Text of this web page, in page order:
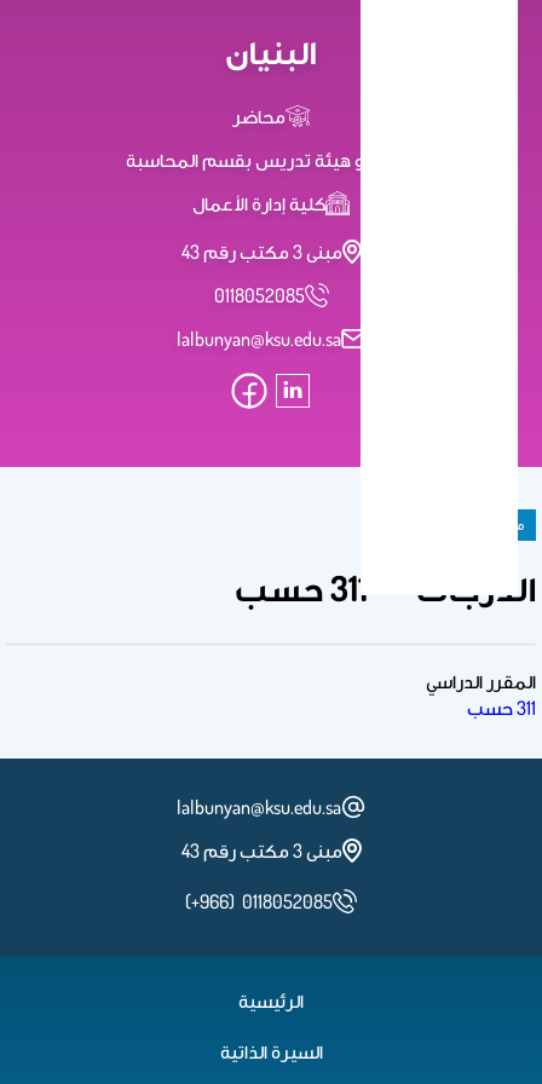
البنيان
محاضر
عضو هيئة تدريس بقسم المحاسبة
كلية إدارة الأعمال
مبنى 3 مكتب رقم 43
0118052085
lalbunyan@ksu.edu.sa
ملحق المادة الدراسية
الدرجات ** 311 حسب
المقرر الدراسي
311 حسب
lalbunyan@ksu.edu.sa
مبنى 3 مكتب رقم 43
(+966) 0118052085
الرئيسية
السيرة الذاتية